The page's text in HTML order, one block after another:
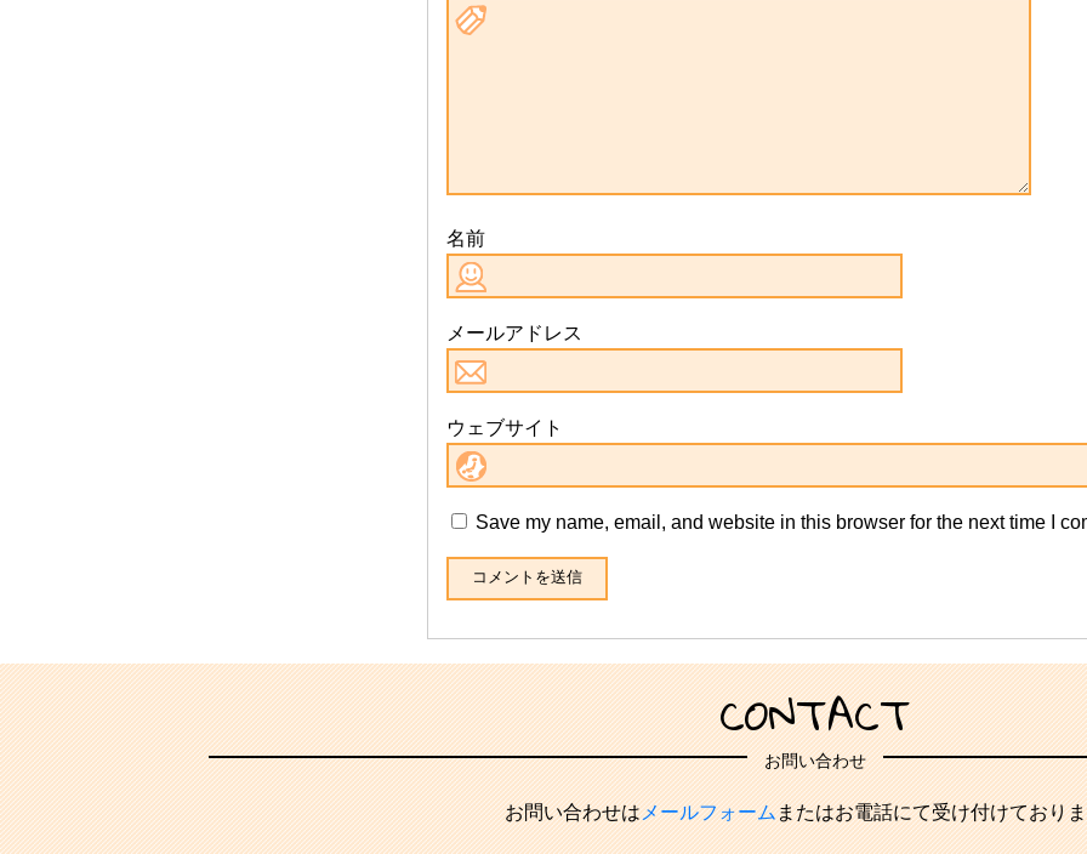
名前
メールアドレス
ウェブサイト
Save my name, email, and website in this browser for the next time I
CONTACT
お問い合わせ
お問い合わせはメールフォームまたはお電話にて受け付けており